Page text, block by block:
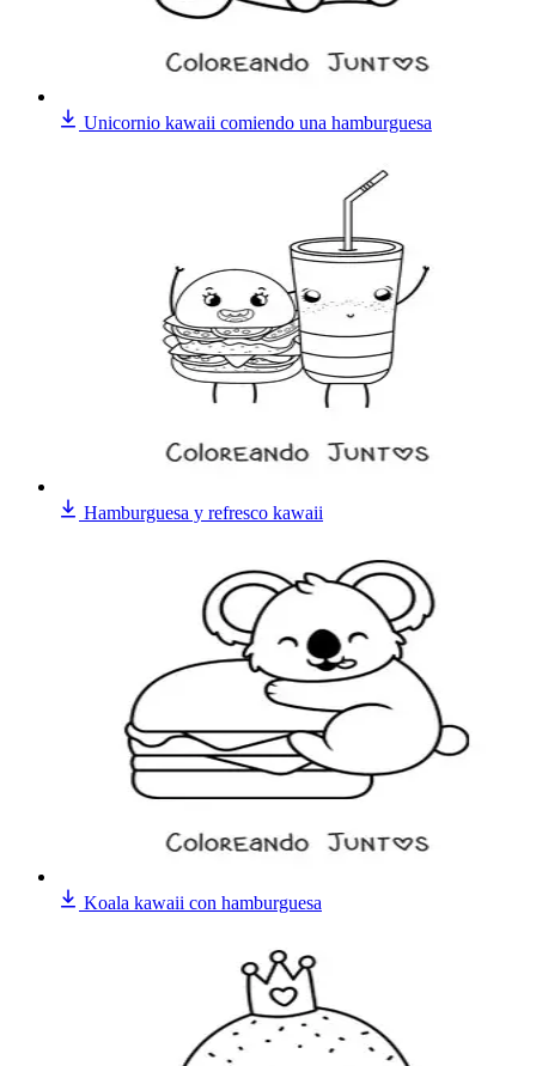
Unicornio kawaii comiendo una hamburguesa
Hamburguesa y refresco kawaii
Koala kawaii con hamburguesa